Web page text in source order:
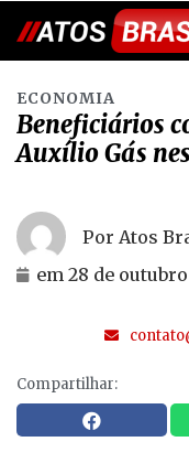
ECONOMIA
Beneficiários
Auxílio Gás
Por Atos
em 28 de
Compartilhar: